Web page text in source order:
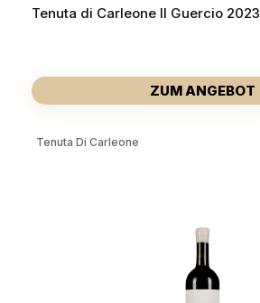
Tenuta di Carleone Il Guercio 2023
ZUM ANGEBOT
Tenuta Di Carleone